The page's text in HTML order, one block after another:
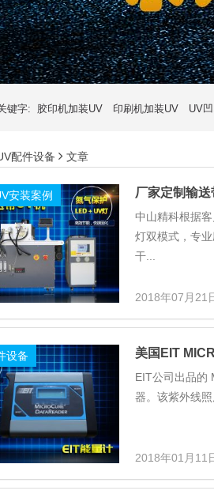
键字: 胶印机加装UV 印刷机加装UV UV
配件设备 文章
安装案例 厂家定制输
中山精科根据
灯双模式，专
干...
2018年07月21
设备 美国EIT
EIT公司出品的
器。该紫外线
2018年01月11